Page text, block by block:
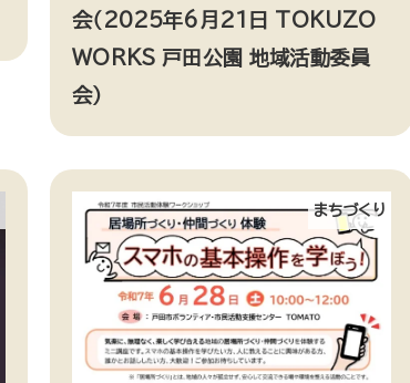
会（2025年6月21日 TOKUZO
WORKS 戸田公園 地域活動委員
会）
まちづくり